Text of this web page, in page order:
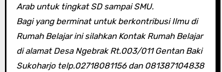
Arab untuk tingkat SD sampai SMU.
Bagi yang berminat untuk berkontribusi Ilmu di
Rumah Belajar ini silahkan Kontak Rumah Belajar
di alamat Desa Ngebrak Rt.003/011 Gentan Baki
Sukoharjo telp.02718081156 dan 081387104838